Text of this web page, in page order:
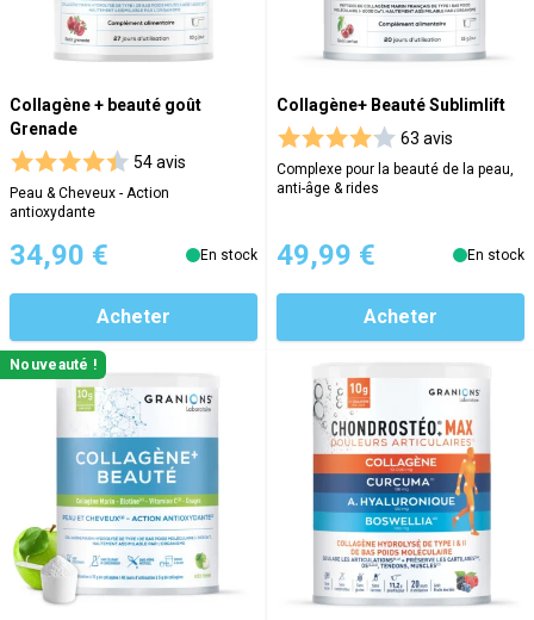
Collagène + beauté goût
Grenade
54 avis
Peau & Cheveux - Action
antioxydante
34,90 € En stock
Acheter
Collagène+ Beauté Sublimlift
63 avis
Complexe pour la beauté de la peau,
anti-âge & rides
49,99 € En stock
Acheter
Nouveauté !